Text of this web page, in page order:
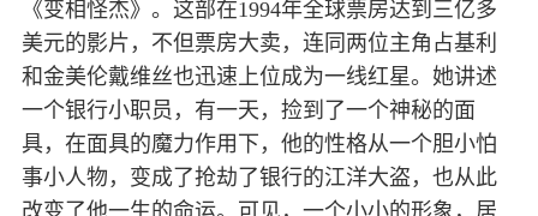
《变相怪杰》。这部在1994年全球票房达到三亿多
美元的影片，不但票房大卖，连同两位主角占基利
和金美伦戴维丝也迅速上位成为一线红星。她讲述
一个银行小职员，有一天，捡到了一个神秘的面
具，在面具的魔力作用下，他的性格从一个胆小怕
事小人物，变成了抢劫了银行的江洋大盗，也从此